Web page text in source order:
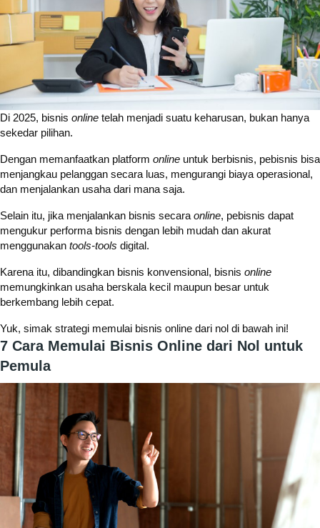
Di 2025, bisnis online telah menjadi suatu keharusan, bukan hanya
sekedar pilihan.
Dengan memanfaatkan platform online untuk berbisnis, pebisnis bisa
menjangkau pelanggan secara luas, mengurangi biaya operasional,
dan menjalankan usaha dari mana saja.
Selain itu, jika menjalankan bisnis secara online, pebisnis dapat
mengukur performa bisnis dengan lebih mudah dan akurat
menggunakan tools-tools digital.
Karena itu, dibandingkan bisnis konvensional, bisnis online
memungkinkan usaha berskala kecil maupun besar untuk
berkembang lebih cepat.
Yuk, simak strategi memulai bisnis online dari nol di bawah ini!
7 Cara Memulai Bisnis Online dari Nol untuk
Pemula